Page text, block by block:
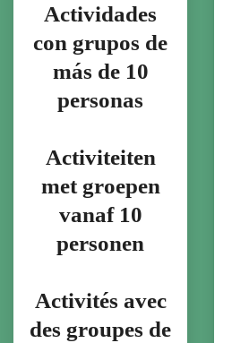
Actividades
con grupos de
más de 10
personas
Activiteiten
met groepen
vanaf 10
personen
Activités avec
des groupes de